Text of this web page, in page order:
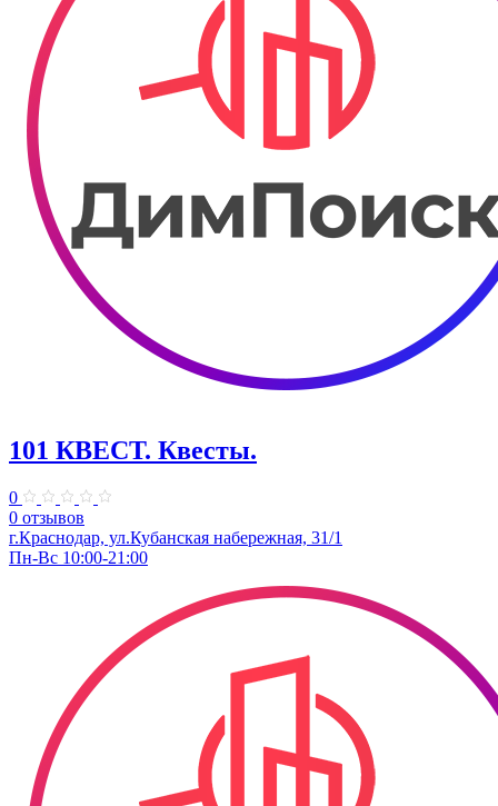
101 КВЕСТ. Квесты.
0
0 отзывов
​г.Краснодар, ул.Кубанская набережная, 31/1
Пн-Вс 10:00-21:00